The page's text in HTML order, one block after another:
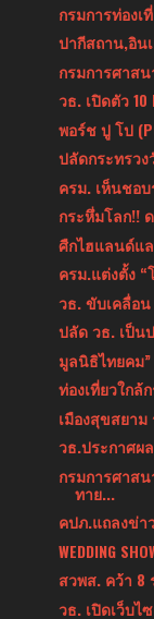
กรมการท่องเ
ปากีสถาน,อิน
กรมการศาส
วธ. เปิดตัว 10
พอร์ช ปู โป
ปลัดกระทรว
ครม. เห็นชอ
กระหึ่มโลก!!
ศืกไฮแลนด์แ
ครม.แต่งตั้ง “
วธ. ขับเคลื่อ
ปลัด วธ. เป็น
มูลนิธิไทยคม”
ท่องเที่ยวใกล้
เมืองสุขสยาม
วธ.ประกาศผ
กรมการศาส
ทาย...
คปภ.แถลงข่า
WEDDING
สวพส. คว้า 8
วธ. เปิดเว็บไ